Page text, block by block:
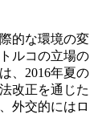
的な環境の変
ルコの立場の
、2016年夏の
改正を通じた
外交的にはロ